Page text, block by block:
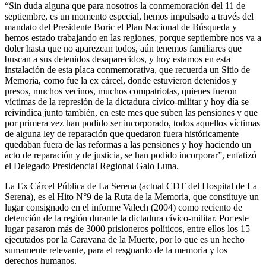
“Sin duda alguna que para nosotros la conmemoración del 11 de
septiembre, es un momento especial, hemos impulsado a través del
mandato del Presidente Boric el Plan Nacional de Búsqueda y
hemos estado trabajando en las regiones, porque septiembre nos va a
doler hasta que no aparezcan todos, aún tenemos familiares que
buscan a sus detenidos desaparecidos, y hoy estamos en esta
instalación de esta placa conmemorativa, que recuerda un Sitio de
Memoria, como fue la ex cárcel, donde estuvieron detenidos y
presos, muchos vecinos, muchos compatriotas, quienes fueron
víctimas de la represión de la dictadura cívico-militar y hoy día se
reivindica junto también, en este mes que suben las pensiones y que
por primera vez han podido ser incorporado, todos aquellos víctimas
de alguna ley de reparación que quedaron fuera históricamente
quedaban fuera de las reformas a las pensiones y hoy haciendo un
acto de reparación y de justicia, se han podido incorporar”, enfatizó
el Delegado Presidencial Regional Galo Luna.
La Ex Cárcel Pública de La Serena (actual CDT del Hospital de La
Serena), es el Hito N°9 de la Ruta de la Memoria, que constituye un
lugar consignado en el informe Valech (2004) como reciento de
detención de la región durante la dictadura cívico-militar. Por este
lugar pasaron más de 3000 prisioneros políticos, entre ellos los 15
ejecutados por la Caravana de la Muerte, por lo que es un hecho
sumamente relevante, para el resguardo de la memoria y los
derechos humanos.